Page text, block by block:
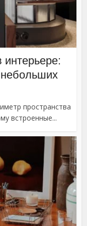
пространства
встроенные...